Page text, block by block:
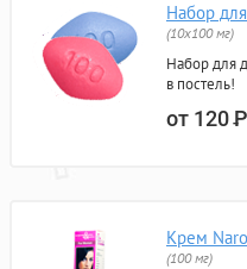
Набор
(10х100 мг)
Набор для
в постель!
от 120Р
Крем
(100 мг)